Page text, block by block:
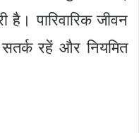
पारिवारिक जीवन
रहें और नियमित